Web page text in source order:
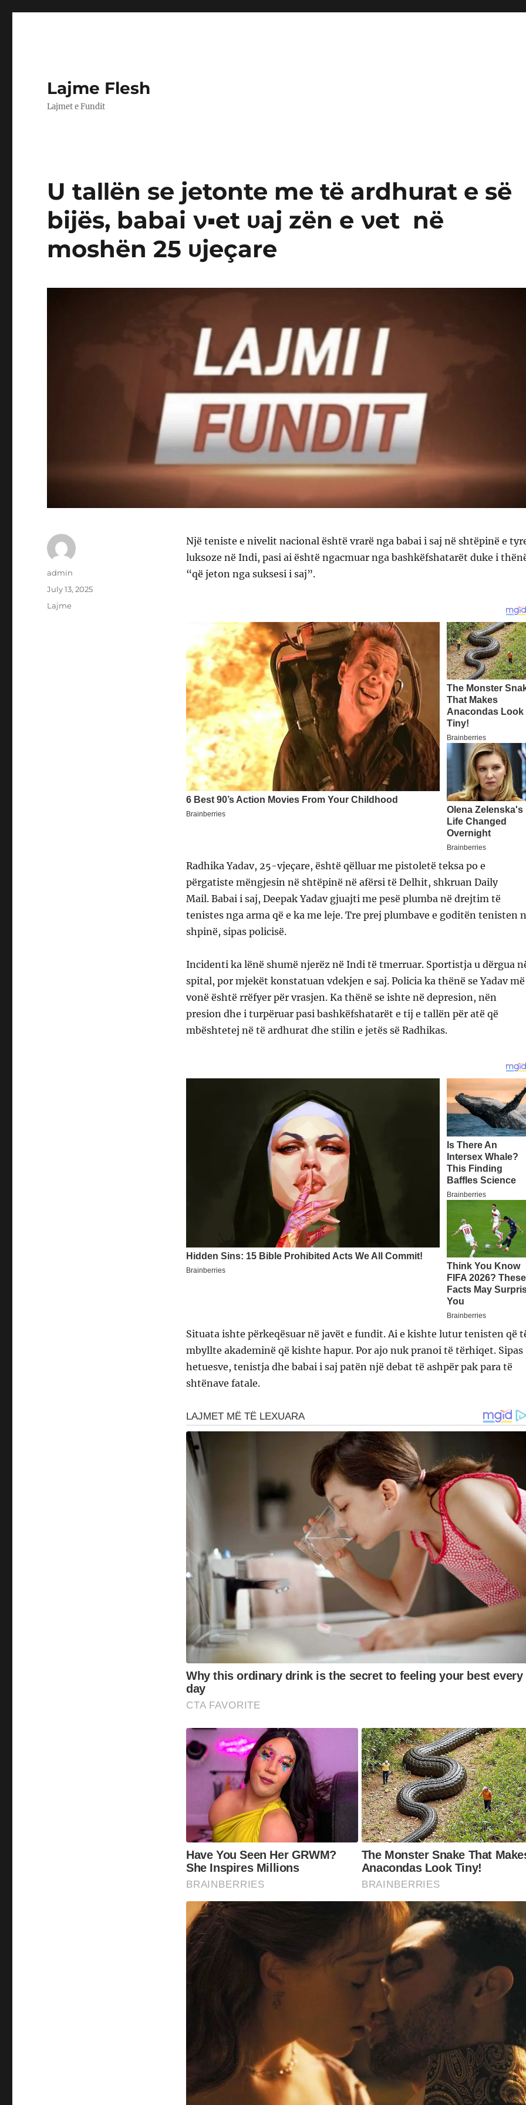
Lajme Flesh
Lajmet e Fundit
U taΙΙën se jetonte me të ardhurat e së
bijës, babai ν▪︎et υaj zën e νet në
moshën 25 υjeçare
Një teniste e nivelit nacional është vrarë nga babai i saj në shtëpinë e
luksoze në Indi, pasi ai është ngacmuar nga bashkëfshatarët duke i
“që jeton nga suksesi i saj”.
Radhika Yadav, 25-vjeçare, është qëlluar me pistoletë teksa po e
përgatiste mëngjesin në shtëpinë në afërsi të Delhit, shkruan Daily
Mail. Babai i saj, Deepak Yadav gjuajti me pesë plumba në drejtim të
tenistes nga arma që e ka me leje. Tre prej plumbave e goditën tenisten
shpinë, sipas policisë.
Incidenti ka lënë shumë njerëz në Indi të tmerruar. Sportistja u dërgua
spital, por mjekët konstatuan vdekjen e saj. Policia ka thënë se Yadav më
vonë është rrëfyer për vrasjen. Ka thënë se ishte në depresion, nën
presion dhe i turpëruar pasi bashkëfshatarët e tij e tallën për atë që
mbështetej në të ardhurat dhe stilin e jetës së Radhikas.
Situata ishte përkeqësuar në javët e fundit. Ai e kishte lutur tenisten që
mbyllte akademinë që kishte hapur. Por ajo nuk pranoi të tërhiqet. Sipas
hetuesve, tenistja dhe babai i saj patën një debat të ashpër pak para të
shtënave fatale.
Author
admin
Posted
July 13, 2025
Categories
Lajme